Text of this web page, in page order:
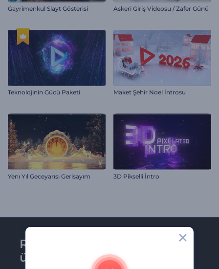
Gayrimenkul Slayt Gösterisi Askeri Giriş Videosu / Zafer Günü
Teknolojinin Gücü Paketi Maket Şehir Noel İntrosu
Yenı Yıl Geceyarısı Gerisayım 3D Pikselli İntro
Renderforest bültenine
üye olun